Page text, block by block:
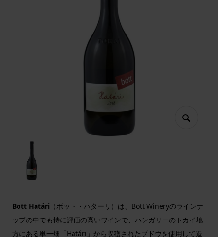
Bott Határi （ボット・ハターリ）は、Bott Wineryのラインナ
ップの中でも特に評価の高いワインで、ハンガリーのトカイ地
方にある単一畑「Határi」から収穫されたブドウを使用して造